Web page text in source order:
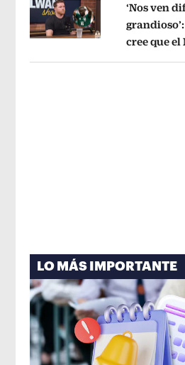
Opens in new window
‘Nos ven
cree que
LO MÁS IMPORTANTE